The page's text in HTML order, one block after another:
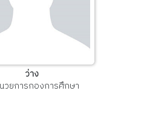
ว่าง
วยการกองการศึกษา